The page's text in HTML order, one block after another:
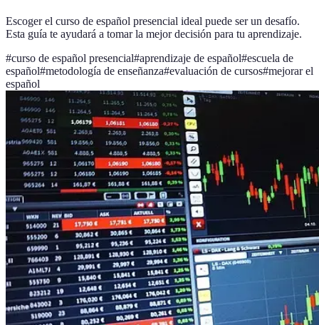
Escoger el curso de español presencial ideal puede ser un desafío.
Esta guía te ayudará a tomar la mejor decisión para tu aprendizaje.
#curso de español presencial#aprendizaje de español#escuela de
español#metodología de enseñanza#evaluación de cursos#mejorar el
español